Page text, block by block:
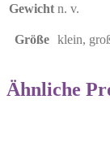
Gewicht n. v.
Größe klein,
Ähnliche